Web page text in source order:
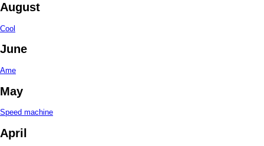
August
Cool
June
Ame
May
Speed machine
April